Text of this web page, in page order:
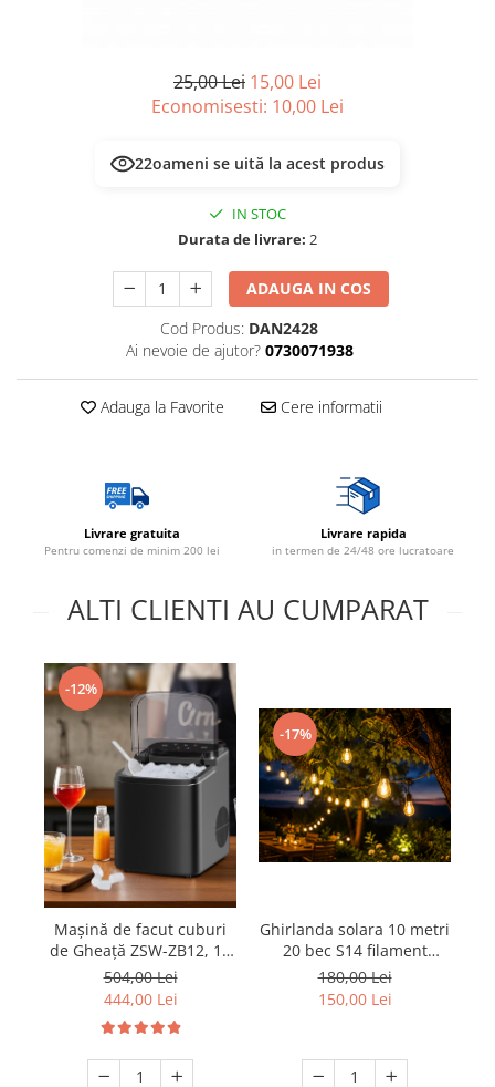
Starter/Droser
Ştechere/Stecher adaptor
25,00 Lei 15,00 Lei
Economisesti: 10,00 Lei
22oameni se uită la acest produs
IN STOC
Durata de livrare: 2
ADAUGA IN COS
Cod Produs: DAN2428
Ai nevoie de ajutor? 0730071938
Adauga la Favorite Cere informatii
Livrare gratuita
Pentru comenzi de minim 200 lei
Livrare rapida
in termen de 24/48 ore lucratoare
ALTI CLIENTI AU CUMPARAT
-12%
Mașină de facut cuburi
de Gheață ZSW-ZB12, 12
kg/zi, Rezervor 1.2L,
Panou Tactil, Design
Compact, Negru
504,00 Lei
444,00 Lei
-17%
Ghirlanda solara 10 metri
20 bec S14 filament
lumina calda
180,00 Lei
150,00 Lei